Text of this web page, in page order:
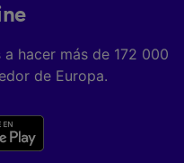
hacer más de 172 000
de Europa.